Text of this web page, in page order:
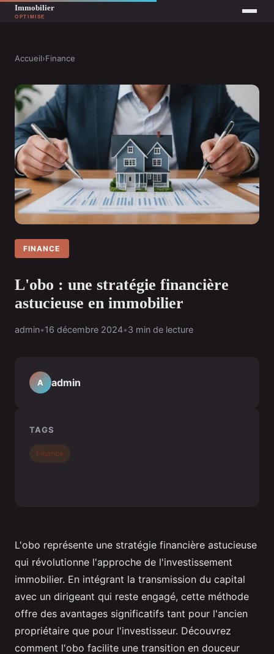
Accueil›Finance
FINANCE
L'obo : une stratégie financière
astucieuse en immobilier
admin•16 décembre 2024•3 min de lecture
L'obo représente une stratégie financière astucieuse
qui révolutionne l'approche de l'investissement
immobilier. En intégrant la transmission du capital
avec un dirigeant qui reste engagé, cette méthode
offre des avantages significatifs tant pour l'ancien
propriétaire que pour l'investisseur. Découvrez
comment l'obo facilite une transition en douceur
A admin
TAGS
Finance